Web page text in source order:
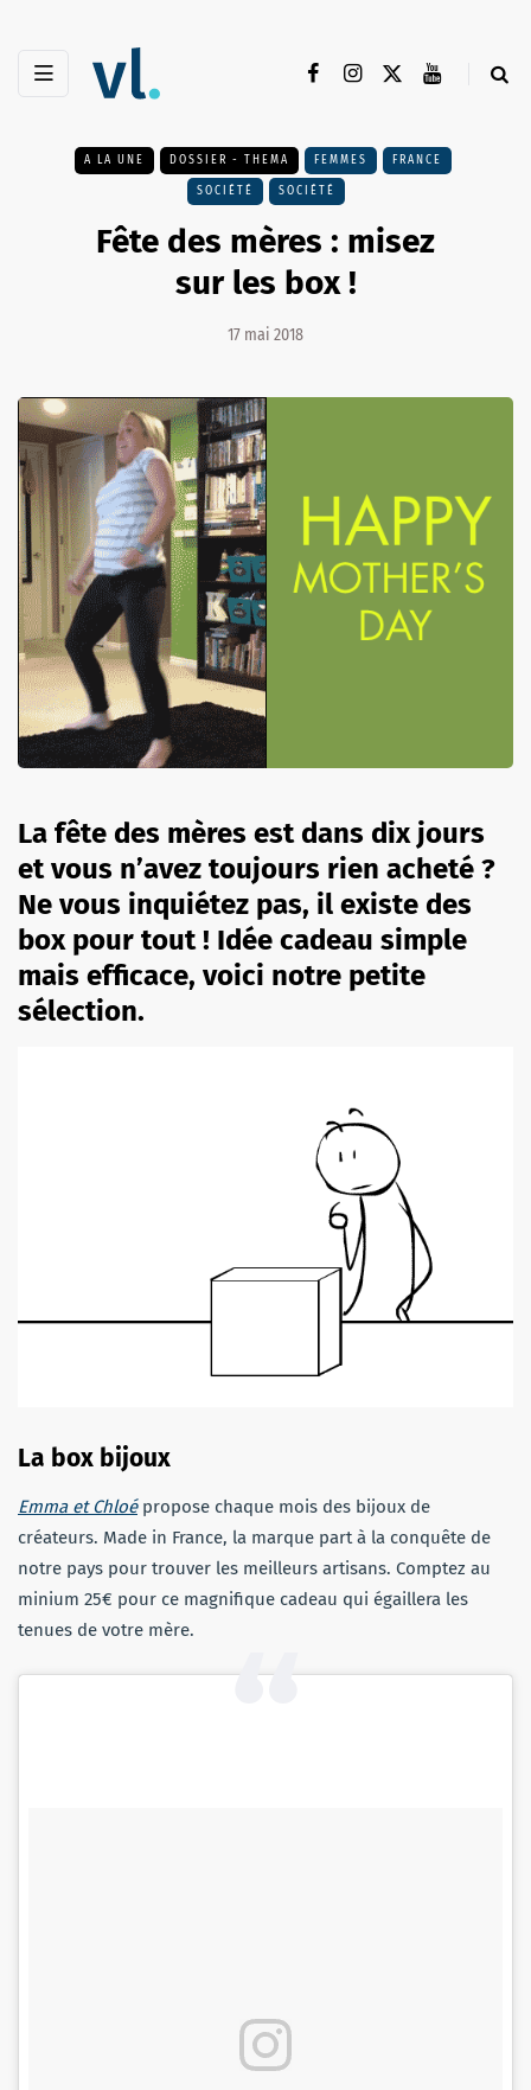
A LA UNE DOSSIER - THEMA FEMMES FRANCE
SOCIÉTÉ SOCIÉTÉ
Fête des mères : misez
sur les box !
17 mai 2018
La fête des mères est dans dix jours
et vous n’avez toujours rien acheté ?
Ne vous inquiétez pas, il existe des
box pour tout ! Idée cadeau simple
mais efficace, voici notre petite
sélection.
La box bijoux
Emma et Chloépropose chaque mois des bijoux de
créateurs. Made in France, la marque part à la conquête de
notre pays pour trouver les meilleurs artisans. Comptez au
minium 25€ pour ce magnifique cadeau qui égaillera les
tenues de votre mère.